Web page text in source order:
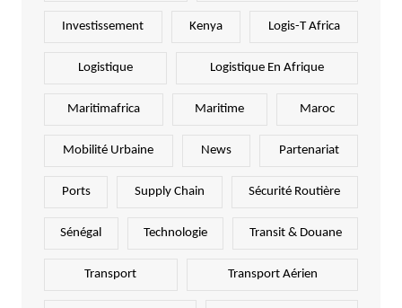
Investissement Kenya Logis-T Africa
Logistique Logistique En Afrique
Maritimafrica Maritime Maroc
Mobilité Urbaine News Partenariat
Ports Supply Chain Sécurité Routière
Sénégal Technologie Transit & Douane
Transport Transport Aérien